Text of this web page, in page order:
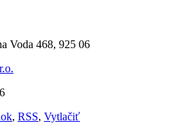
Voda 468, 925 06
, RSS, Vytlačiť